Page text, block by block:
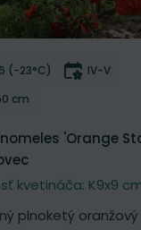
do zoznamu želaní
(-23°C) Doba
IV-V
rastliny
cm
'Orange
kvetináča: K9x9
plnoketý oranžový